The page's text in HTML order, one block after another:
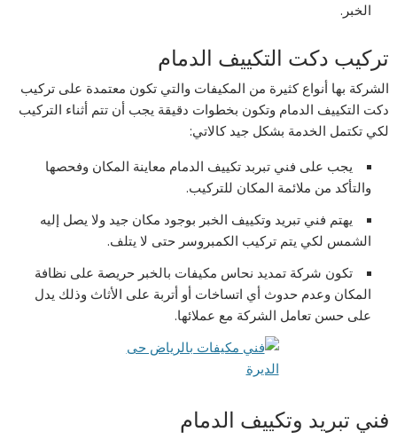
الخبر.
تركيب دكت التكييف الدمام
الشركة بها أنواع كثيرة من المكيفات والتي تكون معتمدة على تركيب
دكت التكييف الدمام وتكون بخطوات دقيقة يجب أن تتم أثناء التركيب
لكي تكتمل الخدمة بشكل جيد كالاتي:
يجب على فني تبربد تكييف الدمام معاينة المكان وفحصها
والتأكد من ملائمة المكان للتركيب.
يهتم فني تبريد وتكييف الخبر بوجود مكان جيد ولا يصل إليه
الشمس لكي يتم تركيب الكمبروسر حتى لا يتلف.
تكون شركة تمديد نحاس مكيفات بالخبر حريصة على نظافة
المكان وعدم حدوث أي اتساخات أو أتربة على الأثاث وذلك يدل
على حسن تعامل الشركة مع عملائها.
فني تبريد وتكييف الدمام